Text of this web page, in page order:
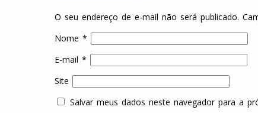
O seu endereço de e-mail não será publicado.
Nome *
E-mail *
Site
Salvar meus dados neste navegador para a